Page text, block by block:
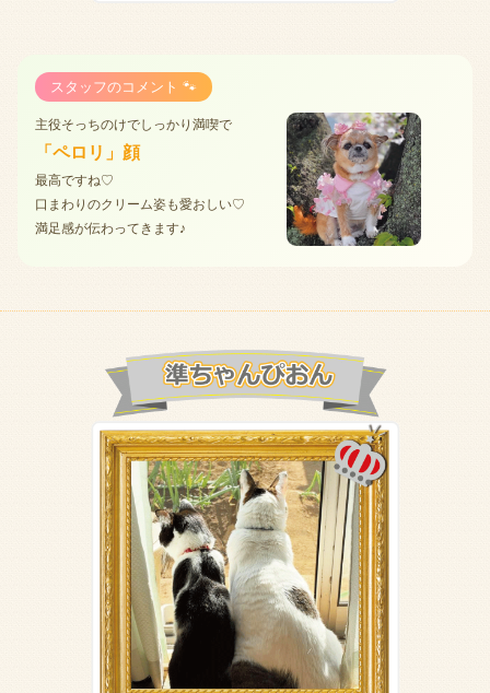
スタッフのコメント 🐾
主役そっちのけでしっかり満喫で
「ペロリ」顔
最高ですね♡
口まわりのクリーム姿も愛おしい♡
満足感が伝わってきます♪